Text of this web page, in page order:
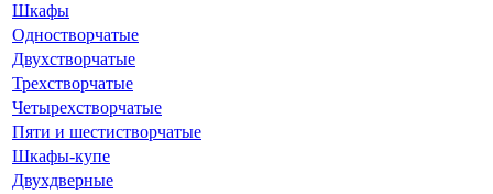
Шкафы
Одностворчатые
Двухстворчатые
Трехстворчатые
Четырехстворчатые
Пяти и шестистворчатые
Шкафы-купе
Двухдверные